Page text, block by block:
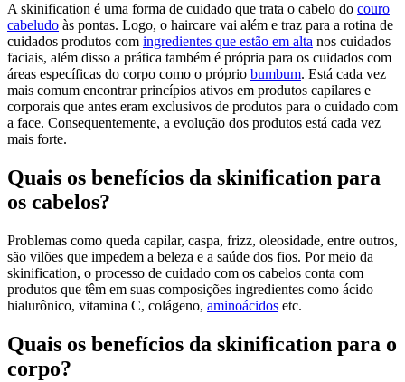
A skinification é uma forma de cuidado que trata o cabelo do couro
cabeludo às pontas. Logo, o haircare vai além e traz para a rotina de
cuidados produtos com ingredientes que estão em alta nos cuidados
faciais, além disso a prática também é própria para os cuidados com
áreas específicas do corpo como o próprio bumbum. Está cada vez
mais comum encontrar princípios ativos em produtos capilares e
corporais que antes eram exclusivos de produtos para o cuidado com
a face. Consequentemente, a evolução dos produtos está cada vez
mais forte.
Quais os benefícios da skinification para
os cabelos?
Problemas como queda capilar, caspa, frizz, oleosidade, entre outros,
são vilões que impedem a beleza e a saúde dos fios. Por meio da
skinification, o processo de cuidado com os cabelos conta com
produtos que têm em suas composições ingredientes como ácido
hialurônico, vitamina C, colágeno, aminoácidos etc.
Quais os benefícios da skinification para o
corpo?